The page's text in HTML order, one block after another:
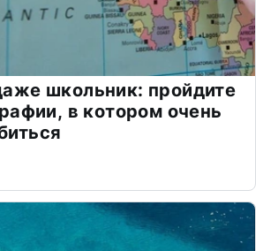
школьник: пройдите
в котором очень